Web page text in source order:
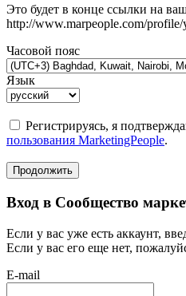
Это будет в конце ссылки на
http://www.marpeople.com/profile/
Часовой пояс
Язык
Регистрируясь, я
пользования MarketingPeople.
Продолжить
Вход в Сообщество
Если у вас уже есть аккаунт,
Если у вас его еще нет,
E-mail